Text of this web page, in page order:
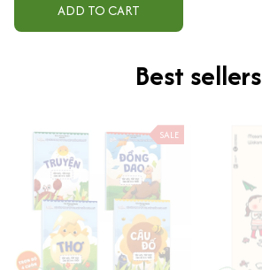
ADD TO CART
Best sellers
SALE